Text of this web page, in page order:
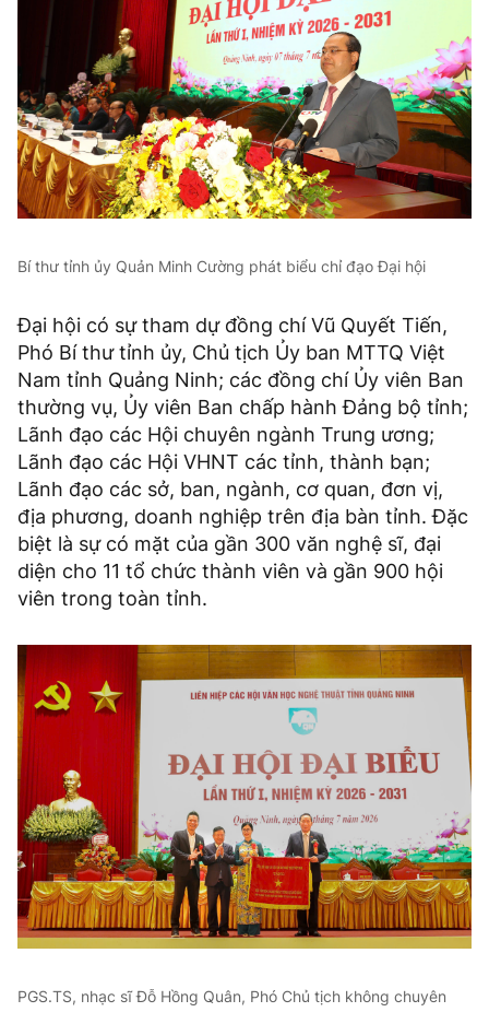
Bí thư tỉnh ủy Quản Minh Cường phát biểu chỉ đạo Đại hội
Đại hội có sự tham dự đồng chí Vũ Quyết Tiến,
Phó Bí thư tỉnh ủy, Chủ tịch Ủy ban MTTQ Việt
Nam tỉnh Quảng Ninh; các đồng chí Ủy viên Ban
thường vụ, Ủy viên Ban chấp hành Đảng bộ tỉnh;
Lãnh đạo các Hội chuyên ngành Trung ương;
Lãnh đạo các Hội VHNT các tỉnh, thành bạn;
Lãnh đạo các sở, ban, ngành, cơ quan, đơn vị,
địa phương, doanh nghiệp trên địa bàn tỉnh. Đặc
biệt là sự có mặt của gần 300 văn nghệ sĩ, đại
diện cho 11 tổ chức thành viên và gần 900 hội
viên trong toàn tỉnh.
PGS.TS, nhạc sĩ Đỗ Hồng Quân, Phó Chủ tịch không chuyên